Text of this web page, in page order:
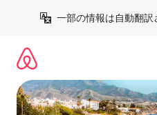
一部の情報は自動翻訳